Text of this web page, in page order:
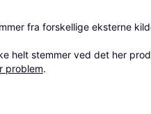
fra forskellige eksterne
helt stemmer ved det her
problem.